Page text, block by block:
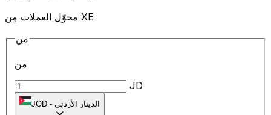
محوّل العملات مِن XE
من
من
JD
JOD - الدينار الأردني